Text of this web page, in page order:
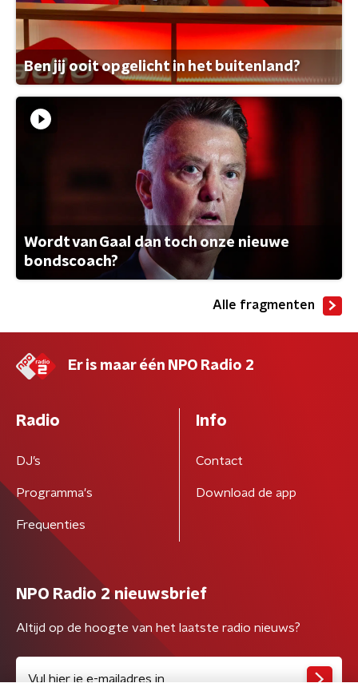
Ben jij ooit opgelicht in het buitenland?
Wordt van Gaal dan toch onze nieuwe
bondscoach?
Alle fragmenten
Er is maar één NPO Radio 2
Radio
DJ’s
Programma's
Frequenties
Info
Contact
Download de app
NPO Radio 2 nieuwsbrief
Altijd op de hoogte van het laatste radio nieuws?